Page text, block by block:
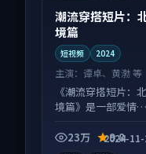
潮流穿搭短片：
境篇
短视频 2024
主演： 谭卓、黄渤 等
《潮流穿搭短片：北
境篇》是一部爱情向
事并行，细节值得二
23万 9.8
2024-11-